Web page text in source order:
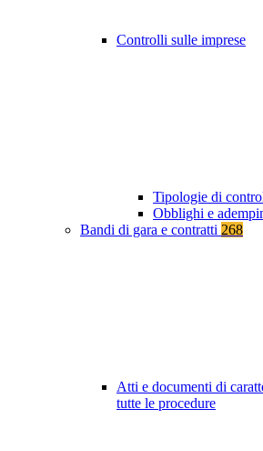
Controlli sulle imprese
Tipologie di
Obblighi e
Bandi di gara e contratti 268
Atti e documenti di
tutte le procedure